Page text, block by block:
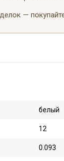
—
белый
12
0.093